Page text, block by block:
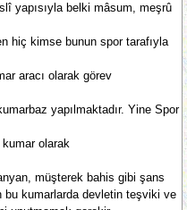
yapısıyla belki mâsum, meşrû
hiç kimse bunun spor tarafıyla
aracı olarak görev
yapılmaktadır. Yine Spor
olarak
müşterek bahis gibi şans
bu kumarlarda devletin teşviki ve